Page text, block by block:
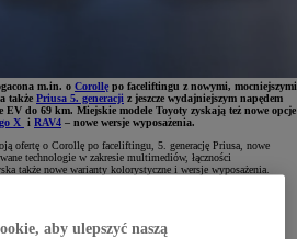
m.in. o Corollę po faceliftingu z nowymi, mocniejszymi
także Priusa 5. generacji z jeszcze wydajniejszym napędem
do 69 km. Miejskie modele Toyoty zyskają też nowe opcje
X i RAV4 – nowe wersje wyposażenia.
ofertę o Corollę po faceliftingu, 5. generację Priusa, nowe
technologie w zakresie multimediów, łączności
także nowe warianty kolorystyczne i wersje wyposażenia.
aby ulepszyć naszą